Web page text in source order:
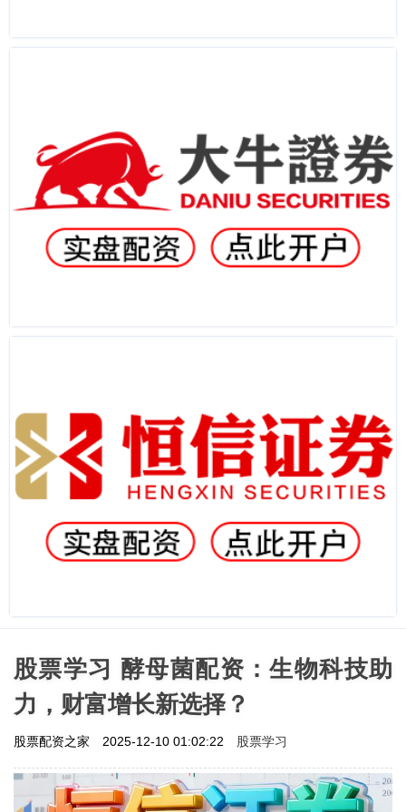
股票学习 酵母菌配资：生物科技助
力，财富增长新选择？
股票配资之家 2025-12-10 01:02:22 股票学习